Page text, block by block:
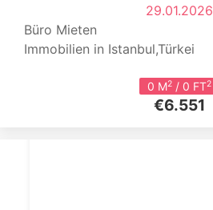
29.01.2026
Büro Mieten
Immobilien in Istanbul,Türkei
0 M2 / 0 FT2
€6.551